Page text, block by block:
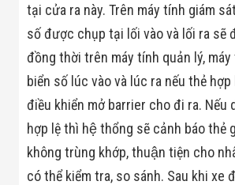
tại cửa ra này. Trên máy tính giám
số được chụp tại lối vào và lối ra sẽ
đồng thời trên máy tính quản lý,
biển số lúc vào và lúc ra nếu thẻ
điều khiển mở barrier cho đi ra. Nếu
hợp lệ thì hệ thổng sẽ cảnh báo thẻ
không trùng khớp, thuận tiện cho
có thể kiểm tra, so sánh. Sau khi xe